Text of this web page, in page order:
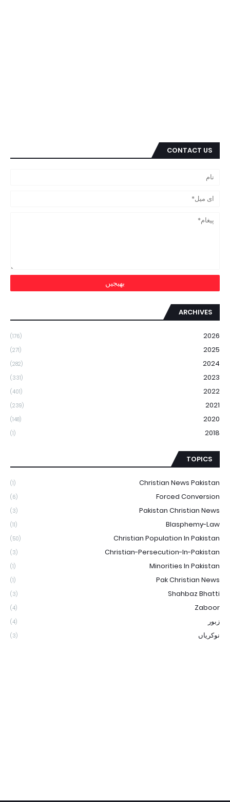
CONTACT US
ARCHIVES
2026
(176)
2025
(271)
2024
(282)
2023
(331)
2022
(401)
2021
(239)
2020
(148)
2018
(1)
TOPICS
Christian News Pakistan
(1)
Forced Conversion
(6)
Pakistan Christian News
(3)
Blasphemy-Law
(11)
Christian Population In Pakistan
(50)
Christian-Persecution-In-Pakistan
(3)
Minorities In Pakistan
(1)
Pak Christian News
(1)
Shahbaz Bhatti
(3)
Zaboor
(4)
زبور (4)
نوکریاں (3)